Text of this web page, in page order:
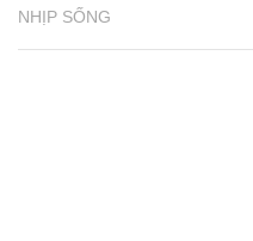
NHỊP SỐNG